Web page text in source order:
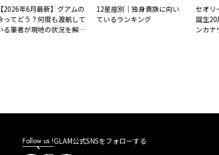
年6月最新】グアムの
どう？何度も渡航して
者が現地の状況を解
12星座別｜独身貴族に向い
ているランキング
セオリ
誕生20
ンカナ
Follow us !GLAM公式SNSをフォローする